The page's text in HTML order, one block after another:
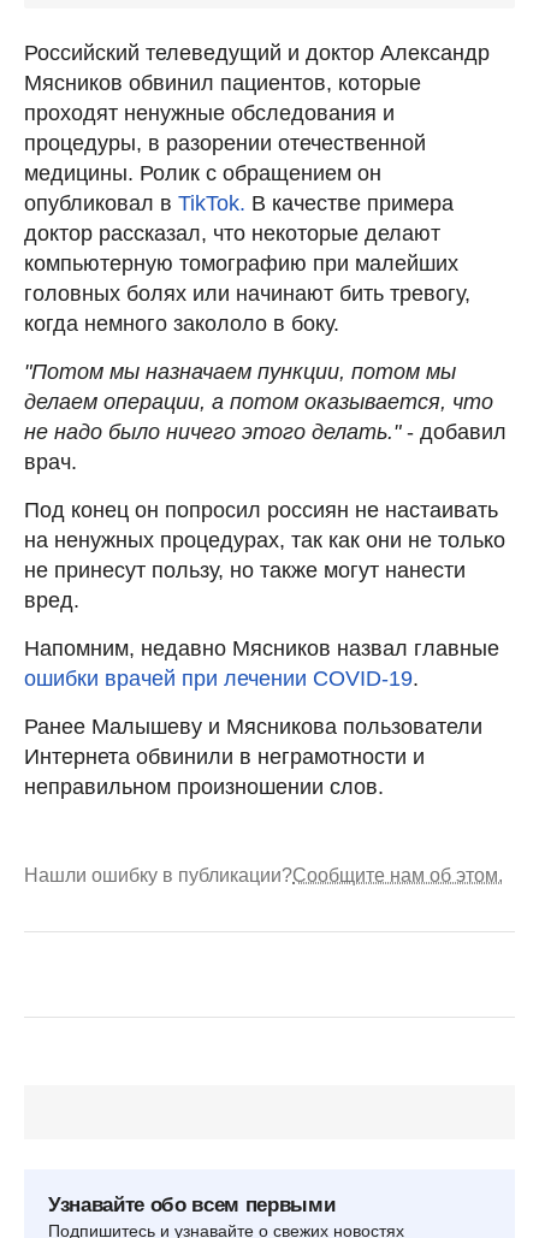
Российский телеведущий и доктор Александр
Мясников обвинил пациентов, которые
проходят ненужные обследования и
процедуры, в разорении отечественной
медицины. Ролик с обращением он
опубликовал в TikTok. В качестве примера
доктор рассказал, что некоторые делают
компьютерную томографию при малейших
головных болях или начинают бить тревогу,
когда немного закололо в боку.
"Потом мы назначаем пункции, потом мы
делаем операции, а потом оказывается, что
не надо было ничего этого делать."- добавил
врач.
Под конец он попросил россиян не настаивать
на ненужных процедурах, так как они не только
не принесут пользу, но также могут нанести
вред.
Напомним, недавно Мясников назвал главные
ошибки врачей при лечении COVID-19.
Ранее Малышеву и Мясникова пользователи
Интернета обвинили в неграмотности и
неправильном произношении слов.
Нашли ошибку в публикации?Сообщите нам об этом.
Узнавайте обо всем первыми
Подпишитесь и узнавайте о свежих новостях